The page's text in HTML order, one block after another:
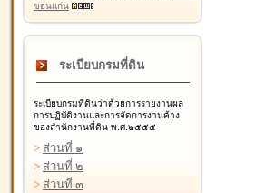
ขอนแก่น
ระเบียบกรมที่ดิน
ระเบียบกรมที่ดินว่าด้วยการรายงานผล
การปฏิบัติงานและการจัดการงานค้าง
ของสำนักงานที่ดิน พ.ศ.๒๕๕๕
> ส่วนที่ ๑
> ส่วนที่ ๒
> ส่วนที่ ๓